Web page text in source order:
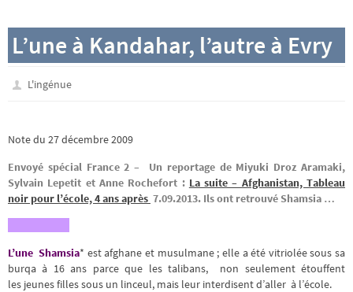
L’une à Kandahar, l’autre à Evry
L'ingénue
Note du 27 décembre 2009
Envoyé spécial France 2 – Un reportage de Miyuki Droz Aramaki,
Sylvain Lepetit et Anne Rochefort : La suite – Afghanistan, Tableau
noir pour l’école, 4 ans après 7.09.2013. Ils ont retrouvé Shamsia …
L’une Shamsia* est afghane et musulmane ; elle a été vitriolée sous sa
burqa à 16 ans parce que les talibans, non seulement étouffent
les jeunes filles sous un linceul, mais leur interdisent d’aller à l’école.